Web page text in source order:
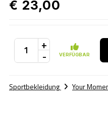
€ 23,00
+
- VERFÜGBAR
Sportbekleidung Your